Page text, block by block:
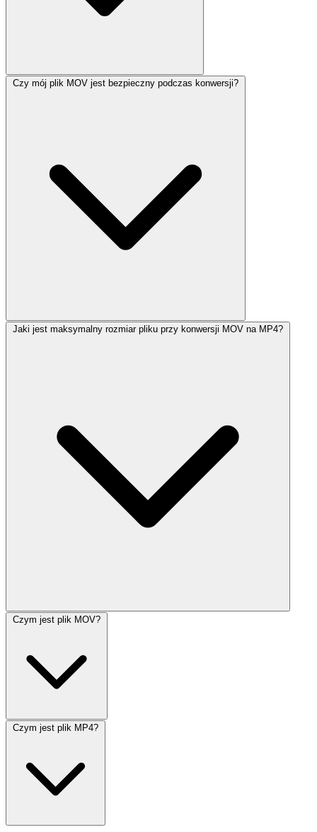
Czy mój plik MOV jest bezpieczny podczas konwersji?
Jaki jest maksymalny rozmiar pliku przy konwersji MOV na MP4?
Czym jest plik MOV?
Czym jest plik MP4?